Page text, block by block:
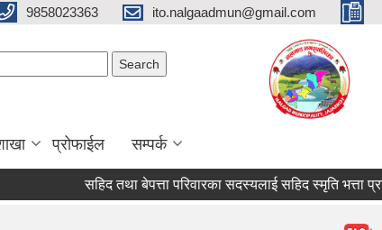
9858023363 ito.nalgaadmun@gmail.com
प्रोफाईल सम्पर्क
सहिद तथा बेपत्ता परिवारका सदस्यलाई सहिद स्मृति भत्ता